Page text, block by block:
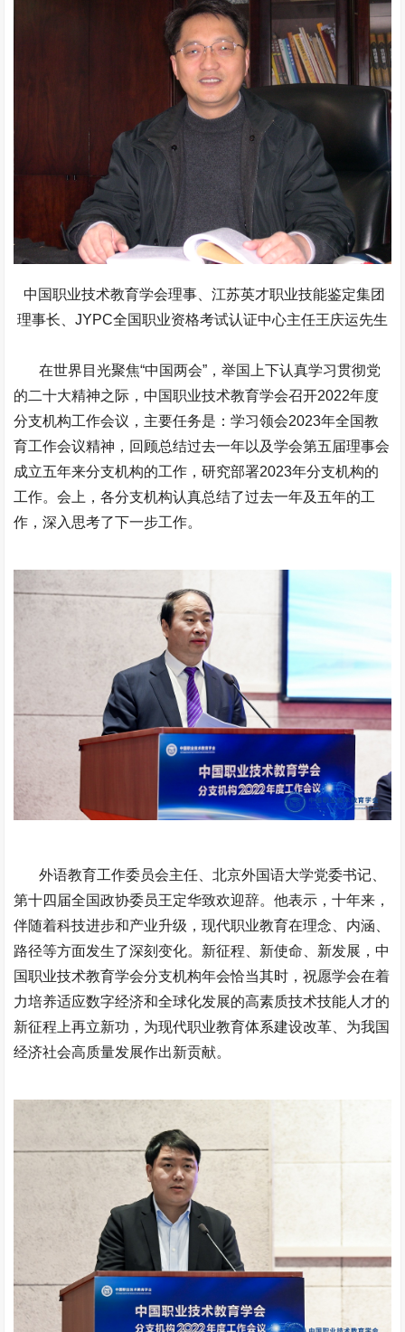
中国职业技术教育学会理事、江苏英才职业技能鉴定集团
理事长、JYPC全国职业资格考试认证中心主任王庆运先生
在世界目光聚焦“中国两会”，举国上下认真学习贯彻党
的二十大精神之际，中国职业技术教育学会召开2022年度
分支机构工作会议，主要任务是：学习领会2023年全国教
育工作会议精神，回顾总结过去一年以及学会第五届理事会
成立五年来分支机构的工作，研究部署2023年分支机构的
工作。会上，各分支机构认真总结了过去一年及五年的工
作，深入思考了下一步工作。
外语教育工作委员会主任、北京外国语大学党委书记、
第十四届全国政协委员王定华致欢迎辞。他表示，十年来，
伴随着科技进步和产业升级，现代职业教育在理念、内涵、
路径等方面发生了深刻变化。新征程、新使命、新发展，中
国职业技术教育学会分支机构年会恰当其时，祝愿学会在着
力培养适应数字经济和全球化发展的高素质技术技能人才的
新征程上再立新功，为现代职业教育体系建设改革、为我国
经济社会高质量发展作出新贡献。